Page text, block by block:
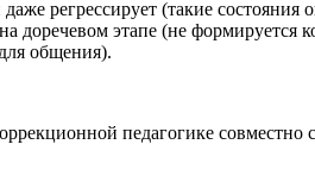
регрессирует (такие состояния
доречевом этапе (не формируется
общения).
педагогике совместно